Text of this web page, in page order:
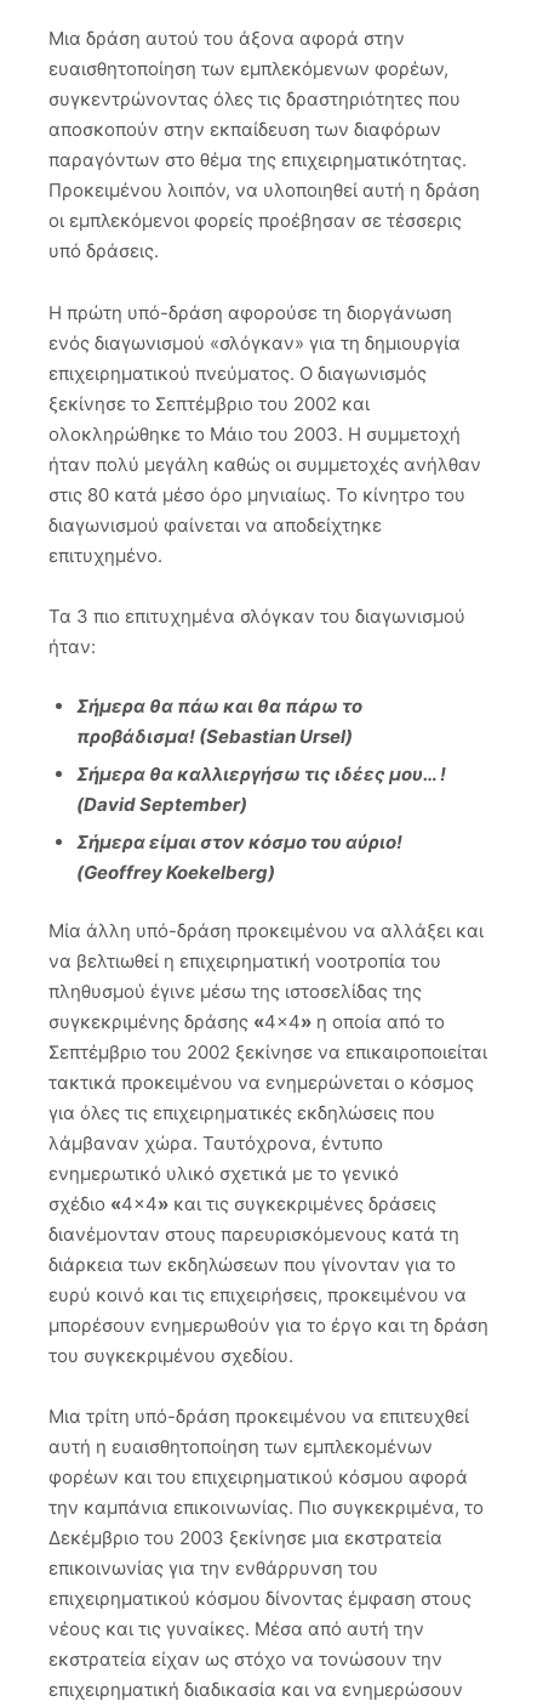
Μια δράση αυτού του άξονα αφορά στην
ευαισθητοποίηση των εμπλεκόμενων φορέων,
συγκεντρώνοντας όλες τις δραστηριότητες που
αποσκοπούν στην εκπαίδευση των διαφόρων
παραγόντων στο θέμα της επιχειρηματικότητας.
Προκειμένου λοιπόν, να υλοποιηθεί αυτή η δράση
οι εμπλεκόμενοι φορείς προέβησαν σε τέσσερις
υπό δράσεις.
Η πρώτη υπό-δράση αφορούσε τη διοργάνωση
ενός διαγωνισμού «σλόγκαν» για τη δημιουργία
επιχειρηματικού πνεύματος. Ο διαγωνισμός
ξεκίνησε το Σεπτέμβριο του 2002 και
ολοκληρώθηκε το Μάιο του 2003. Η συμμετοχή
ήταν πολύ μεγάλη καθώς οι συμμετοχές ανήλθαν
στις 80 κατά μέσο όρο μηνιαίως. Το κίνητρο του
διαγωνισμού φαίνεται να αποδείχτηκε
επιτυχημένο.
Τα 3 πιο επιτυχημένα σλόγκαν του διαγωνισμού
ήταν:
Σήμερα θα πάω και θα πάρω το
προβάδισμα! (Sebastian Ursel)
Σήμερα θα καλλιεργήσω τις ιδέες μου… !
(David September)
Σήμερα είμαι στον κόσμο του αύριο!
(Geoffrey Koekelberg)
Μία άλλη υπό-δράση προκειμένου να αλλάξει και
να βελτιωθεί η επιχειρηματική νοοτροπία του
πληθυσμού έγινε μέσω της ιστοσελίδας της
συγκεκριμένης δράσης «4×4» η οποία από το
Σεπτέμβριο του 2002 ξεκίνησε να επικαιροποιείται
τακτικά προκειμένου να ενημερώνεται ο κόσμος
για όλες τις επιχειρηματικές εκδηλώσεις που
λάμβαναν χώρα. Ταυτόχρονα, έντυπο
ενημερωτικό υλικό σχετικά με το γενικό
σχέδιο «4×4» και τις συγκεκριμένες δράσεις
διανέμονταν στους παρευρισκόμενους κατά τη
διάρκεια των εκδηλώσεων που γίνονταν για το
ευρύ κοινό και τις επιχειρήσεις, προκειμένου να
μπορέσουν ενημερωθούν για το έργο και τη δράση
του συγκεκριμένου σχεδίου.
Μια τρίτη υπό-δράση προκειμένου να επιτευχθεί
αυτή η ευαισθητοποίηση των εμπλεκομένων
φορέων και του επιχειρηματικού κόσμου αφορά
την καμπάνια επικοινωνίας. Πιο συγκεκριμένα, το
Δεκέμβριο του 2003 ξεκίνησε μια εκστρατεία
επικοινωνίας για την ενθάρρυνση του
επιχειρηματικού κόσμου δίνοντας έμφαση στους
νέους και τις γυναίκες. Μέσα από αυτή την
εκστρατεία είχαν ως στόχο να τονώσουν την
επιχειρηματική διαδικασία και να ενημερώσουν